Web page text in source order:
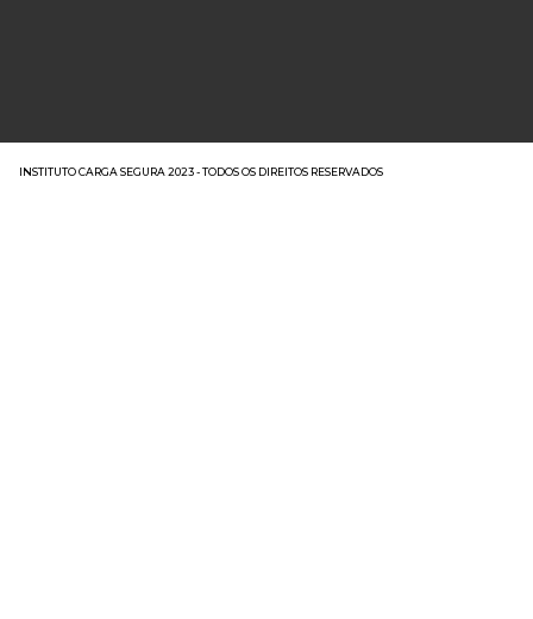
INSTITUTO CARGA SEGURA 2023 - TODOS OS DIREITOS RESERVADOS